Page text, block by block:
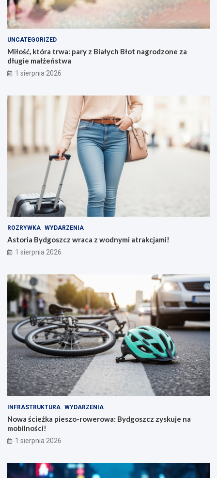
UNCATEGORIZED
Miłość, która trwa: pary z Białych Błot nagrodzone za
długie małżeństwa
1 sierpnia 2026
ROZRYWKA WYDARZENIA
Astoria Bydgoszcz wraca z wodnymi atrakcjami!
1 sierpnia 2026
INFRASTRUKTURA WYDARZENIA
Nowa ścieżka pieszo-rowerowa: Bydgoszcz zyskuje na
mobilności!
1 sierpnia 2026